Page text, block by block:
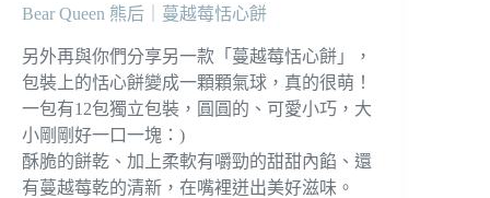
Bear Queen 熊后｜蔓越莓恬心餅
另外再與你們分享另一款「蔓越莓恬心餅」，
包裝上的恬心餅變成一顆顆氣球，真的很萌！
一包有12包獨立包裝，圓圓的、可愛小巧，大
小剛剛好一口一塊：)
酥脆的餅乾、加上柔軟有嚼勁的甜甜內餡、還
有蔓越莓乾的清新，在嘴裡迸出美好滋味。